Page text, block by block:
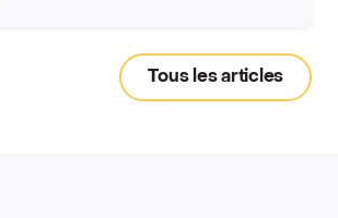
Tous les articles